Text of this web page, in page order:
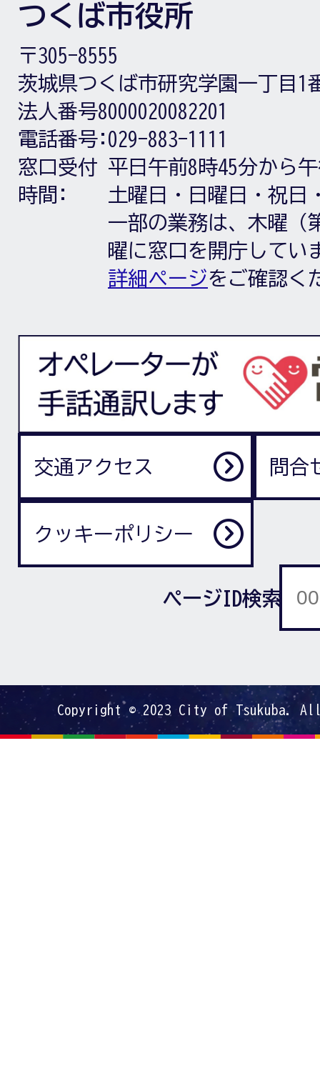
つくば市役所
〒305-8555
茨城県つくば市研究学園一丁目1
法人番号8000020082201
電話番号: 029-883-1111
窓口受付
時間:
平日午前8時45分から
土曜日・日曜日・祝日
一部の業務は、木曜（
曜に窓口を開庁してい
詳細ページをご確認く
交通アクセス 問合
クッキーポリシー
ページID検索
Copyright © 2023 City of Tsukuba.